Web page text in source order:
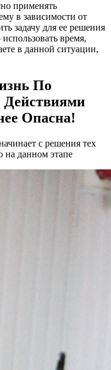
применять
в зависимости от
задачу для ее решения
время,
в данной ситуации,
По
Опасна!
с решения тех
на данном этапе